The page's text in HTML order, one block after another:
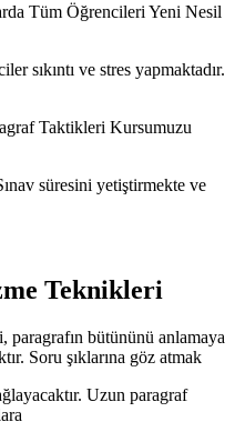
Tüm Öğrencileri Yeni Nesil
sıkıntı ve stres yapmaktadır.
Taktikleri Kursumuzu
süresini yetiştirmekte ve
Teknikleri
paragrafın bütününü anlamaya
Soru şıklarına göz atmak
Uzun paragraf